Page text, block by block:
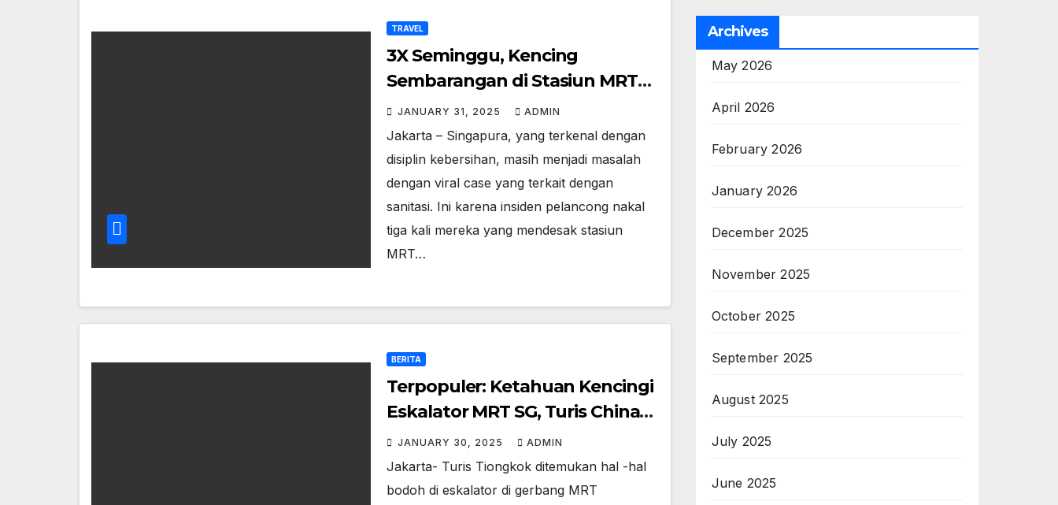
TRAVEL
3X Seminggu, Kencing
Sembarangan di Stasiun MRT
SGJANUARY 31, 2025 ADMIN
Jakarta – Singapura, yang terkenal dengan
disiplin kebersihan, masih menjadi masalah
dengan viral case yang terkait dengan
sanitasi. Ini karena insiden pelancong nakal
tiga kali mereka yang mendesak stasiun
MRT…
BERITA
Terpopuler: Ketahuan Kencingi
Eskalator MRT SG, Turis China
Didenda Jutaan
JANUARY 30, 2025 ADMIN
Jakarta- Turis Tiongkok ditemukan hal -hal
bodoh di eskalator di gerbang MRT
Archives
May 2026
April 2026
February 2026
January 2026
December 2025
November 2025
October 2025
September 2025
August 2025
July 2025
June 2025